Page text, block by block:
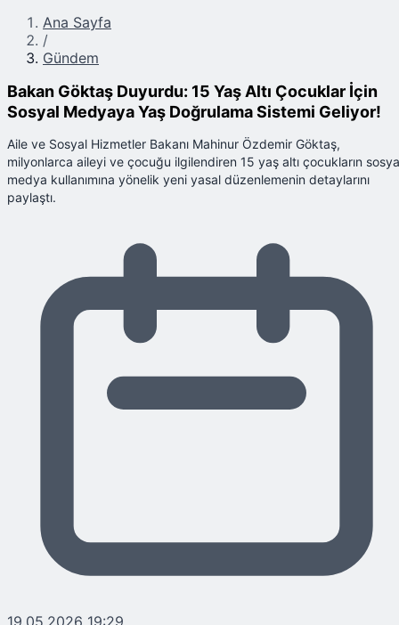
Ana Sayfa
/
Gündem
Bakan Göktaş Duyurdu: 15 Yaş Altı Çocuklar İçin
Sosyal Medyaya Yaş Doğrulama Sistemi Geliyor!
Aile ve Sosyal Hizmetler Bakanı Mahinur Özdemir Göktaş,
milyonlarca aileyi ve çocuğu ilgilendiren 15 yaş altı çocukların
medya kullanımına yönelik yeni yasal düzenlemenin detaylarını
paylaştı.